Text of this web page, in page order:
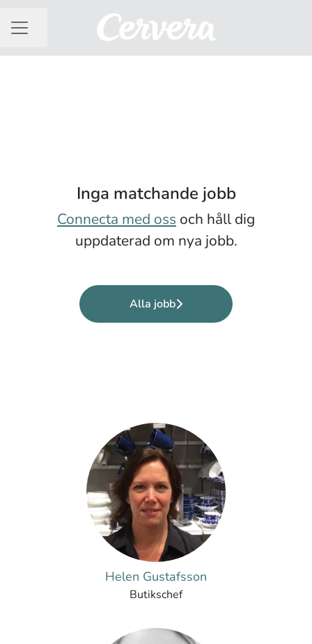
KARRIÄRMENY
Dela sidan
Inga matchande jobb
Connecta med oss och håll dig
uppdaterad om nya jobb.
Alla jobb
Helen Gustafsson
Butikschef